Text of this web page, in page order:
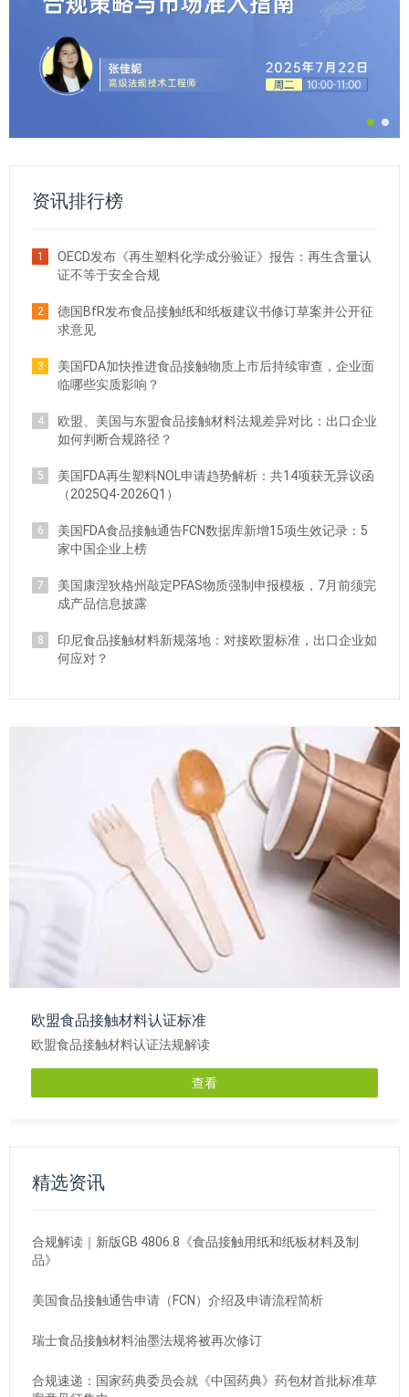
资讯排行榜
1
OECD发布《再生塑料化学成分验证》报告：再生含量认
证不等于安全合规
2
德国BfR发布食品接触纸和纸板建议书修订草案并公开征
求意见
3
美国FDA加快推进食品接触物质上市后持续审查，企业面
临哪些实质影响？
4
欧盟、美国与东盟食品接触材料法规差异对比：出口企业
如何判断合规路径？
5
美国FDA再生塑料NOL申请趋势解析：共14项获无异议函
（2025Q4-2026Q1）
6
美国FDA食品接触通告FCN数据库新增15项生效记录：5
家中国企业上榜
7
美国康涅狄格州敲定PFAS物质强制申报模板，7月前须完
成产品信息披露
8
印尼食品接触材料新规落地：对接欧盟标准，出口企业如
何应对？
欧盟食品接触材料认证标准
欧盟食品接触材料认证法规解读
查看
精选资讯
合规解读｜新版GB 4806.8《食品接触用纸和纸板材料及制
品》
美国食品接触通告申请（FCN）介绍及申请流程简析
瑞士食品接触材料油墨法规将被再次修订
合规速递：国家药典委员会就《中国药典》药包材首批标准草